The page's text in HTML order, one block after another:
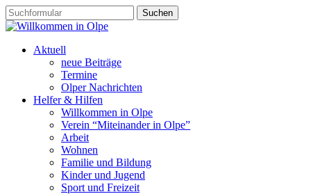
Aktuell
neue Beiträge
Termine
Olper Nachrichten
Helfer & Hilfen
Willkommen in Olpe
Verein “Miteinander in Olpe”
Arbeit
Wohnen
Familie und Bildung
Kinder und Jugend
Sport und Freizeit